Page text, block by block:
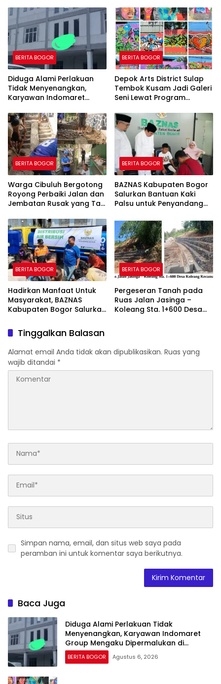
BERITA BOGOR
Diduga Alami Perlakuan
Tidak Menyenangkan,
Karyawan Indomaret
Dipermalukan di Hadapan
Rekan Kerja
BERITA BOGOR
Depok Arts District Sulap
Tembok Kusam Jadi Galeri
Seni Lewat Program
BERITA BOGOR
Warga Cibuluh Bergotong
Royong Perbaiki Jalan dan
Jembatan Rusak yang Tak
BERITA BOGOR
BAZNAS Kabupaten Bogor
Salurkan Bantuan Kaki
Palsu untuk Penyandang
Kepedulian dalam
Program “Bogor Peduli”
BERITA BOGOR
Hadirkan Manfaat Untuk
Masyarakat, BAZNAS
Kabupaten Bogor Salurkan
Warga Terdampak
Kekeringan
BERITA BOGOR
Pergeseran Tanah pada
Ruas Jalan Jasinga –
Koleang Sta. 1+600 Desa
Wilayah VII
Tinggalkan Balasan
Alamat email Anda tidak akan dipublikasikan. Ruas yang
wajib ditandai *
Simpan nama, email, dan situs web saya pada
peramban ini untuk komentar saya berikutnya.
Baca Juga
Diduga Alami Perlakuan Tidak
Menyenangkan, Karyawan Indomaret
Group Mengaku Dipermalukan di
Hadapan Rekan Kerja
BERITA BOGOR Agustus 6, 2026